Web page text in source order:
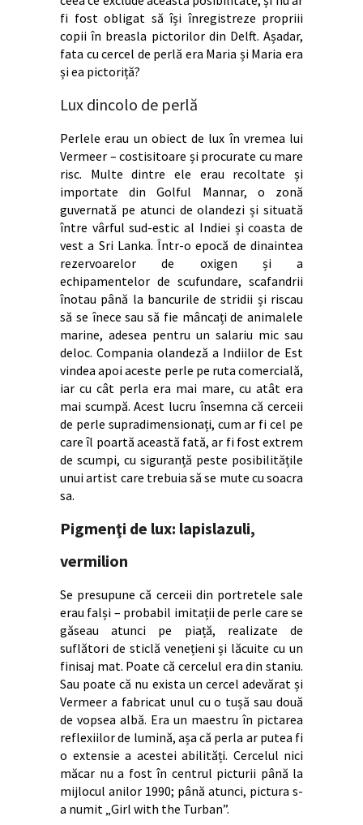
fi fost obligat să își înregistreze propriii
copii în breasla pictorilor din Delft. Așadar,
fata cu cercel de perlă era Maria și Maria era
și ea pictoriță?
Lux dincolo de perlă
Perlele erau un obiect de lux în vremea lui
Vermeer – costisitoare și procurate cu mare
risc. Multe dintre ele erau recoltate și
importate din Golful Mannar, o zonă
guvernată pe atunci de olandezi și situată
între vârful sud-estic al Indiei și coasta de
vest a Sri Lanka. Într-o epocă de dinaintea
rezervoarelor de oxigen și a
echipamentelor de scufundare, scafandrii
înotau până la bancurile de stridii și riscau
să se înece sau să fie mâncați de animalele
marine, adesea pentru un salariu mic sau
deloc. Compania olandeză a Indiilor de Est
vindea apoi aceste perle pe ruta comercială,
iar cu cât perla era mai mare, cu atât era
mai scumpă. Acest lucru însemna că cerceii
de perle supradimensionați, cum ar fi cel pe
care îl poartă această fată, ar fi fost extrem
de scumpi, cu siguranță peste posibilitățile
unui artist care trebuia să se mute cu soacra
sa.
Pigmenţi de lux: lapislazuli,
vermilion
Se presupune că cerceii din portretele sale
erau falși – probabil imitații de perle care se
găseau atunci pe piață, realizate de
suflători de sticlă venețieni și lăcuite cu un
finisaj mat. Poate că cercelul era din staniu.
Sau poate că nu exista un cercel adevărat și
Vermeer a fabricat unul cu o tușă sau două
de vopsea albă. Era un maestru în pictarea
reflexiilor de lumină, așa că perla ar putea fi
o extensie a acestei abilități. Cercelul nici
măcar nu a fost în centrul picturii până la
mijlocul anilor 1990; până atunci, pictura s-
a numit „Girl with the Turban”.